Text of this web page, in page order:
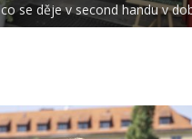
se děje v second handu v